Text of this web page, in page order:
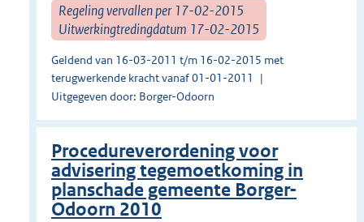
Regeling vervallen per 17-02-2015
Uitwerkingtredingdatum 17-02-2015
Geldend van 16-03-2011 t/m 16-02-2015 met
terugwerkende kracht vanaf 01-01-2011
Uitgegeven door: Borger-Odoorn
Procedureverordening voor
advisering tegemoetkoming in
planschade gemeente Borger-
Odoorn 2010